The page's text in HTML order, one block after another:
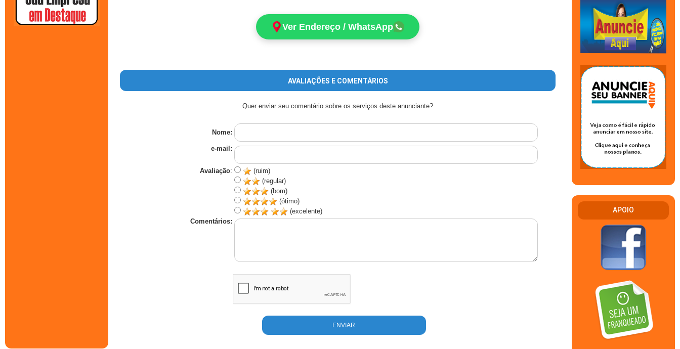
Ver Endereço / WhatsApp
AVALIAÇÕES E COMENTÁRIOS
Quer enviar seu comentário sobre os serviços deste anunciante?
Nome:
e-mail:
Avaliação:
(ruim)
(regular)
(bom)
(ótimo)
(excelente)
Comentários:
APOIO